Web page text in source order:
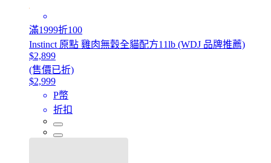
滿1999折100
Instinct 原點 雞肉無穀全貓配方11lb (WDJ 品牌推薦)
$2,899
(售價已折)
$2,999
P幣
折扣